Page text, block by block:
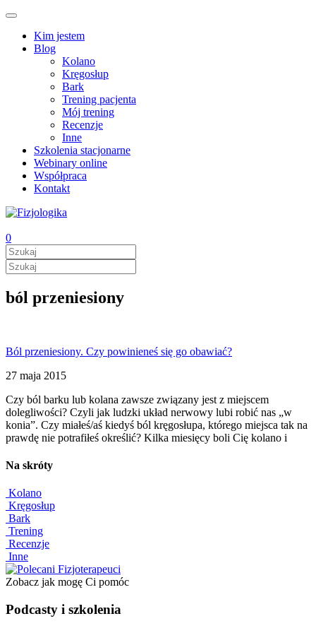
Kim jestem
Blog
Kolano
Kręgosłup
Bark
Trening pacjenta
Mój trening
Recenzje
Inne
Szkolenia stacjonarne
Webinary online
Współpraca
Kontakt
0
ból przeniesiony
Ból przeniesiony. Czy powinieneś się go obawiać?
27 maja 2015
Czy ból barku lub kolana zawsze związany jest z miejscem
dolegliwości? Czyli jak ludzki układ nerwowy lubi robić nas „w
konia”. Czy miałeś/aś kiedyś ból kręgosłupa, którego miejsca tak na
prawdę nie potrafiłeś określić? Kilka miesięcy boli Cię kolano i
Na skróty
Kolano
Kręgosłup
Bark
Trening
Recenzje
Inne
Zobacz jak mogę Ci pomóc
Podcasty i szkolenia